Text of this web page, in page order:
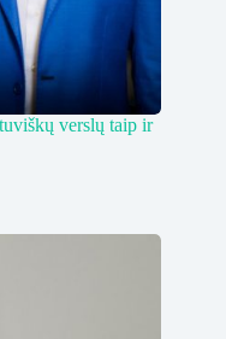
verslų taip ir